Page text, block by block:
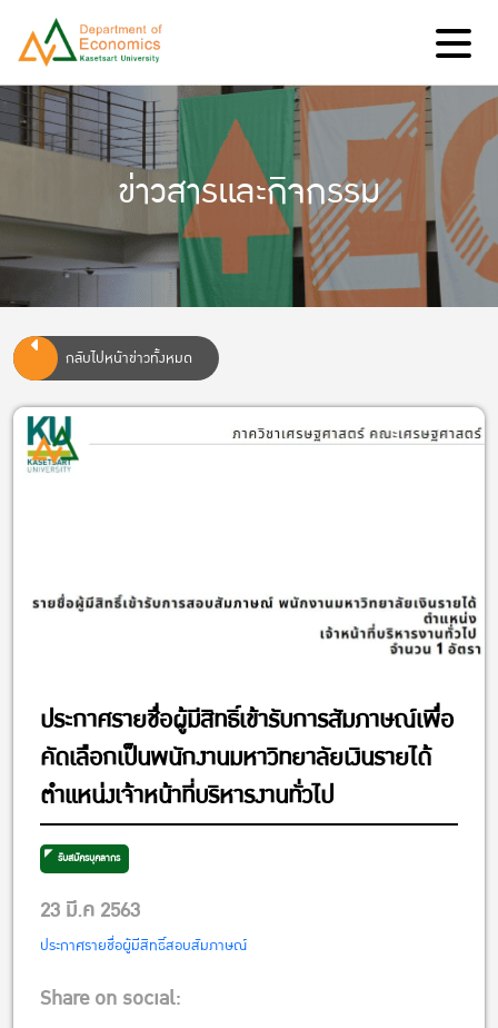
ข่าวสารและกิจกรรม
กลับไปหน้าข่าวทั้งหมด
ประกาศรายชื่อผู้มีสิทธิ์เข้ารับการสัมภาษณ์เพื่อ
คัดเลือกเป็นพนักงานมหาวิทยาลัยเงินรายได้
ตำแหน่งเจ้าหน้าที่บริหารงานทั่วไป
รับสมัครบุคลากร
23 มี.ค 2563
ประกาศรายชื่อผู้มีสิทธิ์สอบสัมภาษณ์
Share on social: